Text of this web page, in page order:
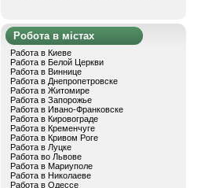
Робота в містах
Работа в Киеве
Работа в Белой Церкви
Работа в Виннице
Работа в Днепропетровске
Работа в Житомире
Работа в Запорожье
Работа в Ивано-Франковске
Работа в Кировограде
Работа в Кременчуге
Работа в Кривом Роге
Работа в Луцке
Работа во Львове
Работа в Мариуполе
Работа в Николаеве
Работа в Одессе